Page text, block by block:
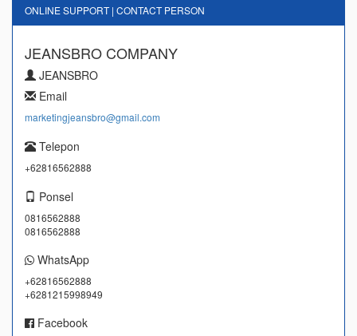
ONLINE SUPPORT | CONTACT PERSON
JEANSBRO COMPANY
JEANSBRO
Email
marketingjeansbro@gmail.com
Telepon
+62816562888
Ponsel
0816562888
0816562888
WhatsApp
+62816562888
+6281215998949
Facebook